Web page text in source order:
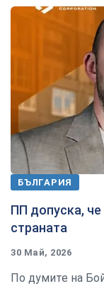
БЪЛГАРИЯ
ПП допуска,
страната
30 Май, 2026
По думите на